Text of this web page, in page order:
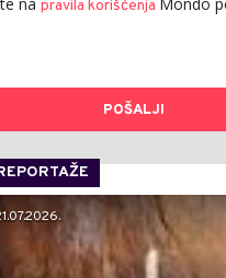
na pravila korišćenja Mondo
POŠALJI